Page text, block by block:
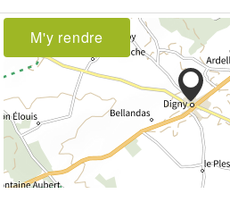
M'y rendre